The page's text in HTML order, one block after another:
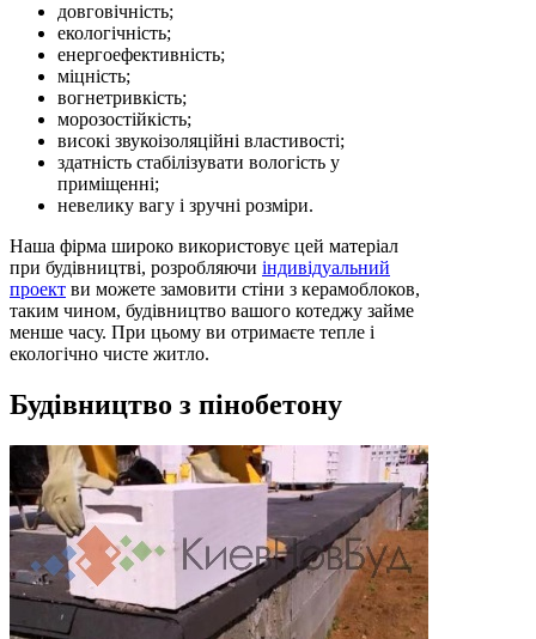
довговічність;
екологічність;
енергоефективність;
міцність;
вогнетривкість;
морозостійкість;
високі звукоізоляційні властивості;
здатність стабілізувати вологість у
приміщенні;
невелику вагу і зручні розміри.
Наша фірма широко використовує цей матеріал
при будівництві, розробляючи індивідуальний
проект ви можете замовити стіни з керамоблоков,
таким чином, будівництво вашого котеджу займе
менше часу. При цьому ви отримаєте тепле і
екологічно чисте житло.
Будівництво з пінобетону